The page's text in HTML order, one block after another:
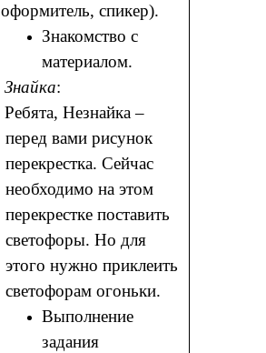
оформитель, спикер).
Знакомство с
материалом.
Знайка:
Ребята, Незнайка –
перед вами рисунок
перекрестка. Сейчас
необходимо на этом
перекрестке поставить
светофоры. Но для
этого нужно приклеить
светофорам огоньки.
Выполнение
задания